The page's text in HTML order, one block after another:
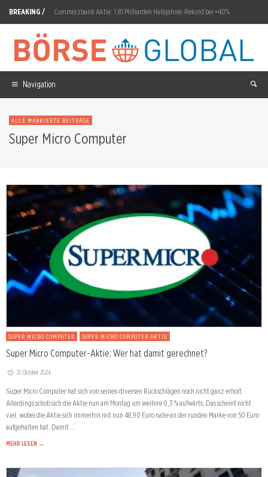
BREAKING / Commerzbank Aktie: 1,81 Milliarden Halbjahres-Rekord bei +40%
Cannabis Science Aktie: Anhörungen im Juli 2026 abgeschlossen
BioNTech Aktie: Guido Oelkers übernimmt 2027
Almonty Aktie: Sangdong verarbeitet seit Juli 2026
Münchener Rück Aktie: 2,2 Milliarden Euro Q2-Gewinn bestätigt
Super Micro Computer Aktie: 18 Prozent Bewegung erwartet
Navigation
ALLE MARKIERTE BEITRÄGE
Super Micro Computer
SUPER MICRO COMPUTER SUPER MICRO COMPUTER AKTIE
Super Micro Computer-Aktie: Wer hat damit gerechnet?
21. Oktober 2024
Super Micro Computer hat sich von seinen diversen Rückschlägen noch nicht ganz erholt.
Allerdings schob sich die Aktie nun am Montag um weitere 0,3 % aufwärts. Das scheint nicht
viel, wobei die Aktie sich immerhin mit nun 48,90 Euro nahe an der runden Marke von 50 Euro
aufgehalten hat. Damit …
MEHR LESEN →